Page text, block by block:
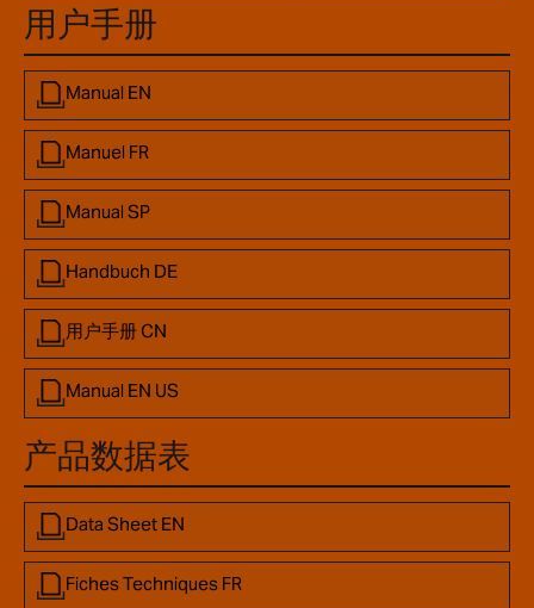
用户手册
Manual EN
Manuel FR
Manual SP
Handbuch DE
用户手册 CN
Manual EN US
产品数据表
Data Sheet EN
Fiches Techniques FR